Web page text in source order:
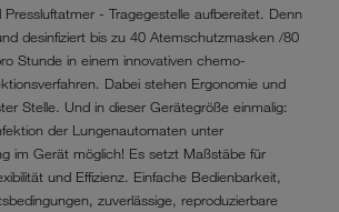
- Tragegestelle aufbereitet. Denn
desinfiziert bis zu 40 Atemschutzmasken /80
Stunde in einem innovativen chemo-
Dabei stehen Ergonomie und
Stelle. Und in dieser Gerätegröße einmalig:
der Lungenautomaten unter
im Gerät möglich! Es setzt Maßstäbe für
und Effizienz. Einfache Bedienbarkeit,
zuverlässige, reproduzierbare